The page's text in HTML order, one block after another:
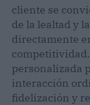
cliente se
de la lealtad y
directamente
personalizada
interacción
fidelización y